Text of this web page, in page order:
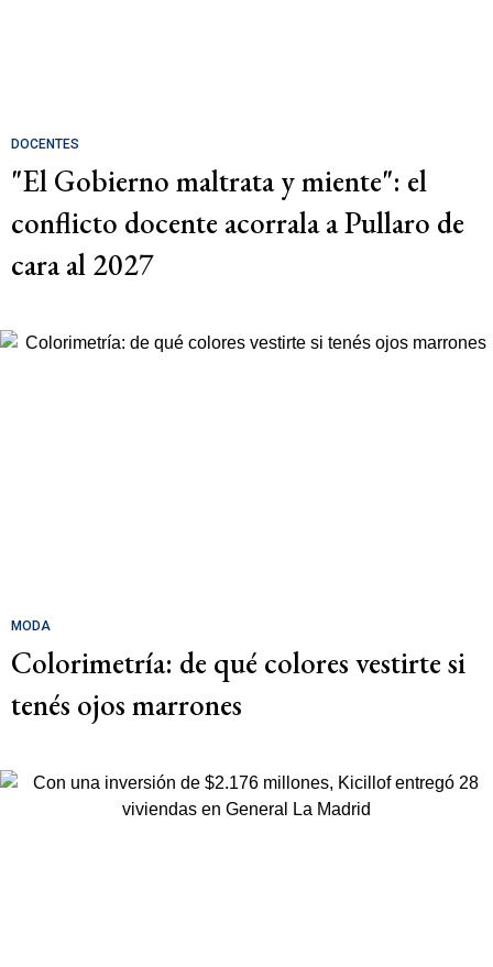
DOCENTES
"El Gobierno maltrata y miente": el
conflicto docente acorrala a Pullaro de
cara al 2027
MODA
Colorimetría: de qué colores vestirte si
tenés ojos marrones